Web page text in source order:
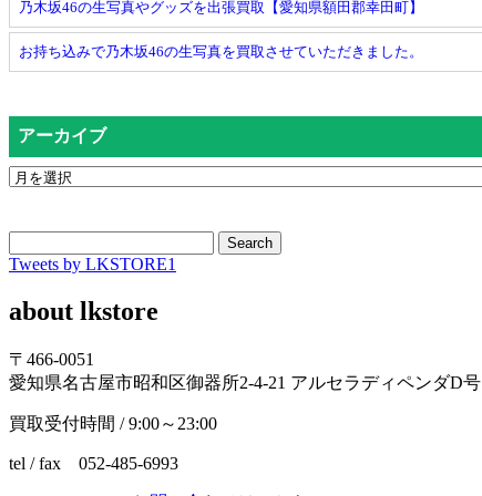
乃木坂46の生写真やグッズを出張買取【愛知県額田郡幸田町】
お持ち込みで乃木坂46の生写真を買取させていただきました。
アーカイブ
Search
Tweets by LKSTORE1
about lkstore
〒466-0051
愛知県名古屋市昭和区御器所2-4-21 アルセラディペンダD号
買取受付時間 / 9:00～23:00
tel / fax 052-485-6993